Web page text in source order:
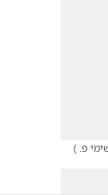
פ. )